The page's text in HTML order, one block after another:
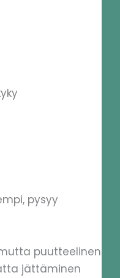
pysyy
puutteelinen
jättäminen